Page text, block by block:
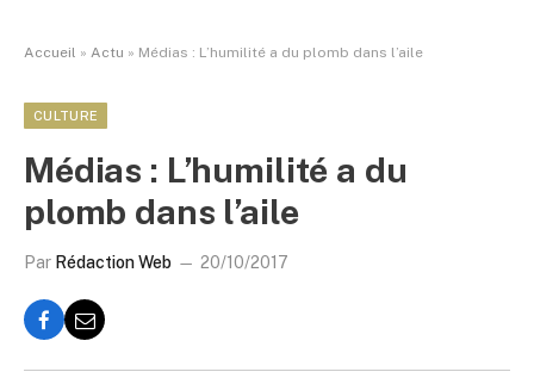
Accueil » Actu » Médias : L’humilité a du plomb dans l’aile
CULTURE
Médias : L’humilité a du
plomb dans l’aile
Par Rédaction Web 20/10/2017